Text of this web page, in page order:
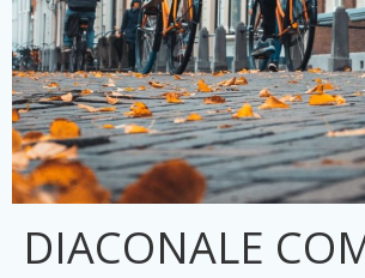
DIACONALE